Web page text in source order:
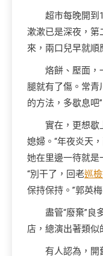
超市每晚開到
漱漱已是深夜，第
來，兩口兒早就順
烙餅、壓面，
腿就有了傷。常青
的方法，多歇息吧
實在，更想歇
媳婦。“年夜炎天
她在里邊一待就是
“別干了，回老巡
保持保持。”郭英
盡管“廢棄”良
店，總演出著類似
有人認為，開